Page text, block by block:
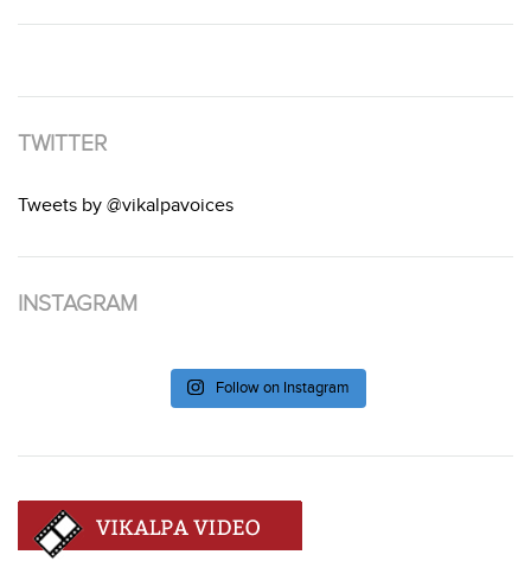
TWITTER
Tweets by @vikalpavoices
INSTAGRAM
Follow on Instagram